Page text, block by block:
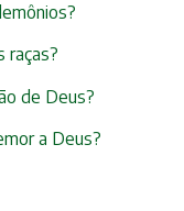
raças?
de Deus?
a Deus?